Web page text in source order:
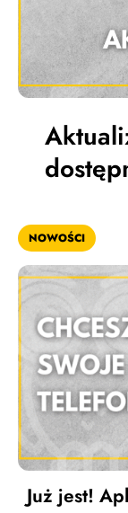
NOWOŚCI
Już jest!